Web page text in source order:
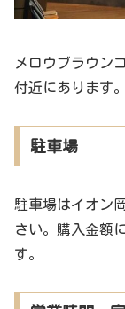
メロウブラウン
付近にあります
駐車場
駐車場はイオン
さい。購入金額
す。